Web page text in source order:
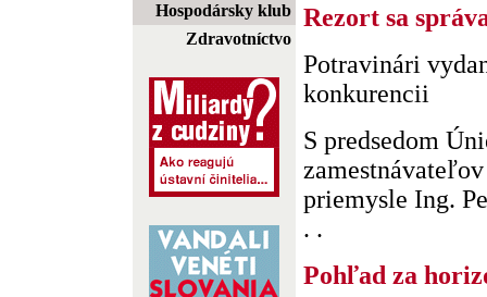
Hospodársky klub
Zdravotníctvo
Rezort sa
Potravinári
konkurencii
S predsedom
priemysle Ing.
. .
Pohľad za